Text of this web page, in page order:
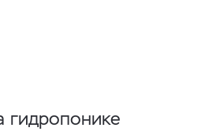
гидропонике